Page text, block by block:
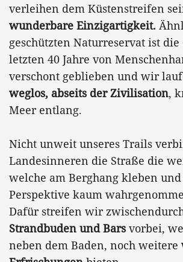
verleihen dem Küstenstreifen
wunderbare Einzigartigkeit.
geschützten Naturreservat ist die
letzten 40 Jahre von
verschont geblieben und wir
weglos, abseits der Zivilisation,
Meer entlang.
Nicht unweit unseres Trails
Landesinneren die Straße die
welche am Berghang kleben
Perspektive kaum
Dafür streifen wir
Strandbuden und Bars vorbei,
neben dem Baden, noch weitere